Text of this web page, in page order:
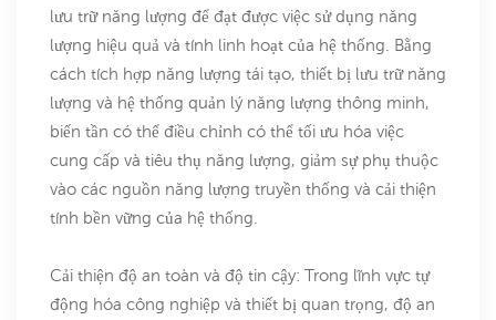
lưu trữ năng lượng để đạt được việc sử dụng năng
lượng hiệu quả và tính linh hoạt của hệ thống. Bằng
cách tích hợp năng lượng tái tạo, thiết bị lưu trữ năng
lượng và hệ thống quản lý năng lượng thông minh,
biến tần có thể điều chỉnh có thể tối ưu hóa việc
cung cấp và tiêu thụ năng lượng, giảm sự phụ thuộc
vào các nguồn năng lượng truyền thống và cải thiện
tính bền vững của hệ thống.
Cải thiện độ an toàn và độ tin cậy: Trong lĩnh vực tự
động hóa công nghiệp và thiết bị quan trọng, độ an